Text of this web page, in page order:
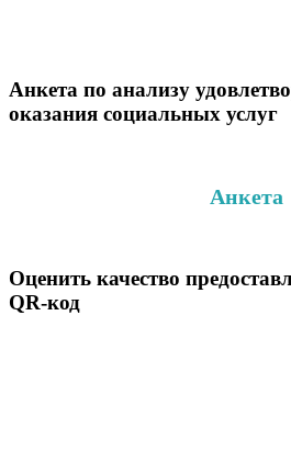
Анкета по анализу
оказания социальных услуг
Анкета
Оценить качество
QR-код